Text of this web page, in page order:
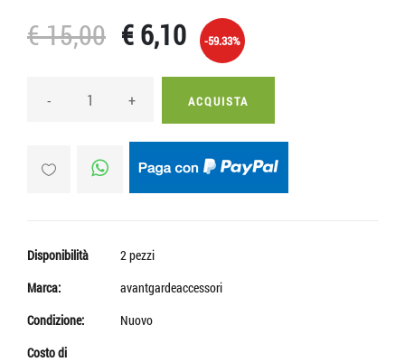
€ 15,00 € 6,10 -59.33%
- + ACQUISTA
Disponibilità
2 pezzi
Marca:
avantgardeaccessori
Condizione:
Nuovo
Costo di